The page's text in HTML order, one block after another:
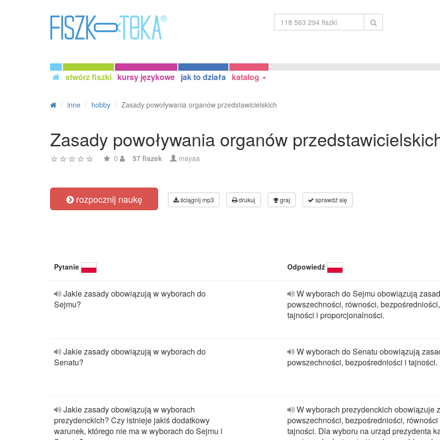
stwórz fiszki kursy językowe jak to działa katalog
inne hobby Zasady powoływania organów przedstawicielskich
Zasady powoływania organów
0 57 fiszek mayaa
rozpocznij naukę ściągnij mp3 drukuj graj sprawdź się
Pytanie Odpowiedź
Jakie zasady obowiązują w wyborach do
Sejmu?
W wyborach do Sejmu obowiązują
powszechności, równości, bezpośredniości,
tajności i proporcjonalności.
Jakie zasady obowiązują w wyborach do
Senatu?
W wyborach do Senatu obowiązują
powszechności, bezpośredniości i tajności.
Jakie zasady obowiązują w wyborach
prezydenckich? Czy istnieje jakiś dodatkowy
warunek, którego nie ma w wyborach do Sejmu i
W wyborach prezydenckich obowiązuje
powszechności, bezpośredniości, równości
tajności. Dla wyboru na urząd prezydenta